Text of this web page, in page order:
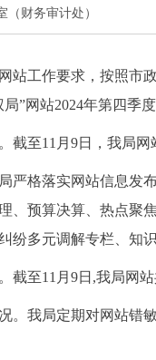
（财务审计处）
工作要求，按照市政
”网站2024年第四季
11月9日，我局网
格落实网站信息发布
、预算决算、热点聚
纷多元调解专栏、知
至11月9日,我局网站
我局定期对网站错敏